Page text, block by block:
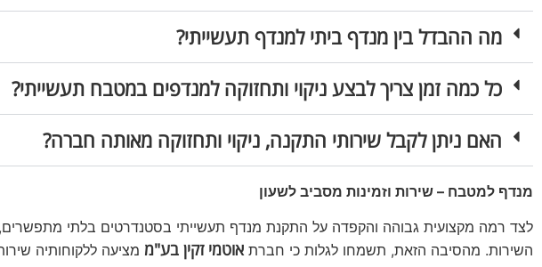
מה ההבדל בין מנדף ביתי למנדף תעשייתי?
כל כמה זמן צריך לבצע ניקוי ותחזוקה למנדפים במטבח תעשייתי?
האם ניתן לקבל שירותי התקנה, ניקוי ותחזוקה מאותה חברה?
מנדף למטבח – שירות וזמינות מסביב לשעון
לצד רמה מקצועית גבוהה והקפדה על התקנת מנדף תעשייתי בסטנדרטים בלתי
השירות. מהסיבה הזאת, תשמחו לגלות כי חברתאוטמי זקין בע"מ מציעה ללקוחותיה